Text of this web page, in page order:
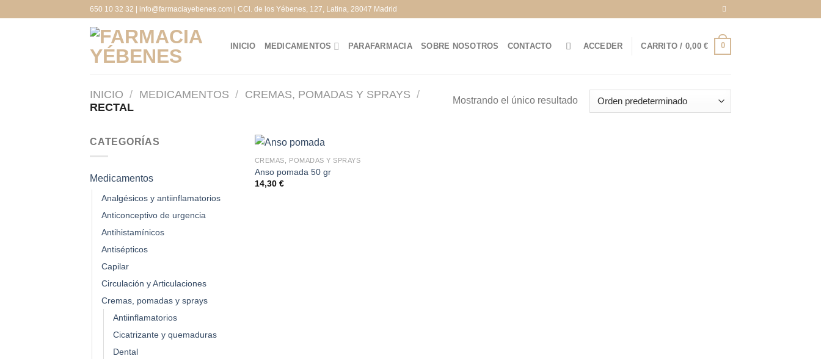
650 10 32 32 | info@farmaciayebenes.com | CCl. de los Yébenes, 127, Latina, 28047 Madrid
INICIO MEDICAMENTOS PARAFARMACIA SOBRE NOSOTROS CONTACTO ACCEDER CARRITO / 0,00€ 0
INICIO / MEDICAMENTOS / CREMAS, POMADAS Y SPRAYS /
RECTAL
Mostrando el único resultado
CATEGORÍAS
Medicamentos
Analgésicos y antiinflamatorios
Anticonceptivo de urgencia
Antihistamínicos
Antisépticos
Capilar
Circulación y Articulaciones
Cremas, pomadas y sprays
Antiinflamatorios
Cicatrizante y quemaduras
Dental
CREMAS, POMADAS Y SPRAYS
Anso pomada 50 gr
14,30 €